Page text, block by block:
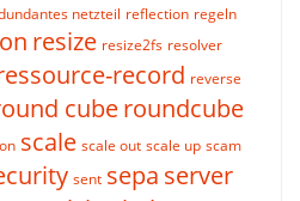
netzteil reflection regeln
resize resize2fs resolver
record reverse
cuberoundcube
scale scale out scale up scam
sent sepa server